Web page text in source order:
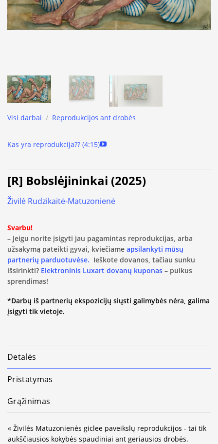
Visi darbai / Reprodukcijos ant drobės
Kas yra reprodukcija?? (4:15)
[R] Bobslėjininkai (2025)
Živilė Rudzikaitė-Matuzonienė
Svarbu!
– Jeigu norite įsigyti jau pagamintas reprodukcijas, arba
užsakymą pateikti gyvai, kviečiame apsilankyti mūsų
partnerių parduotuvėse. Ieškote dovanos, tačiau sunku
išsirinkti? Elektroninis Luxart dovanų kuponas – puikus
sprendimas!
*Darbų iš partnerių ekspozicijų siųsti galimybės nėra, galima
įsigyti tik vietoje.
Detalės
Pristatymas
Grąžinimas
« Živilės Matuzonienės giclee paveikslų reprodukcijos - tai tik
aukščiausios kokybės spaudiniai ant geriausios drobės.